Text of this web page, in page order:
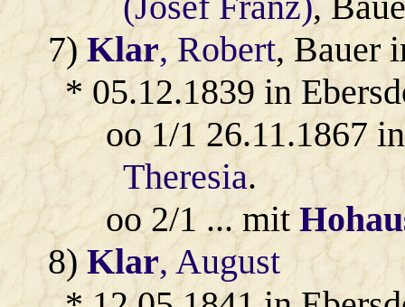
7)Klar, Robert, Bauer
* 05.12.1839 in
oo 1/1 26.11.1867
Theresia.
oo 2/1 ... mit
8)Klar, August